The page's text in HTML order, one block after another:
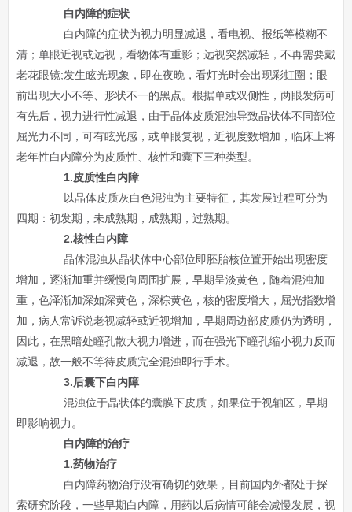
白内障的症状
白内障的症状为视力明显减退，看电视、报纸等模糊不
清；单眼近视或远视，看物体有重影；远视突然减轻，不再需要戴
老花眼镜;发生眩光现象，即在夜晚，看灯光时会出现彩虹圈；眼
前出现大小不等、形状不一的黑点。根据单或双侧性，两眼发病可
有先后，视力进行性减退，由于晶体皮质混浊导致晶状体不同部位
屈光力不同，可有眩光感，或单眼复视，近视度数增加，临床上将
老年性白内障分为皮质性、核性和囊下三种类型。
1.皮质性白内障
以晶体皮质灰白色混浊为主要特征，其发展过程可分为
四期：初发期，未成熟期，成熟期，过熟期。
2.核性白内障
晶体混浊从晶状体中心部位即胚胎核位置开始出现密度
增加，逐渐加重并缓慢向周围扩展，早期呈淡黄色，随着混浊加
重，色泽渐加深如深黄色，深棕黄色，核的密度增大，屈光指数增
加，病人常诉说老视减轻或近视增加，早期周边部皮质仍为透明，
因此，在黑暗处瞳孔散大视力增进，而在强光下瞳孔缩小视力反而
减退，故一般不等待皮质完全混浊即行手术。
3.后囊下白内障
混浊位于晶状体的囊膜下皮质，如果位于视轴区，早期
即影响视力。
白内障的治疗
1.药物治疗
白内障药物治疗没有确切的效果，目前国内外都处于探
索研究阶段，一些早期白内障，用药以后病情可能会减慢发展，视